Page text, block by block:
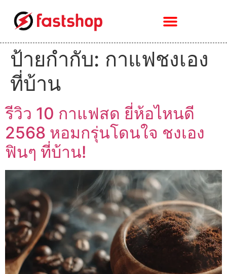
ป้ายกำกับ: กาแฟชงเอง
ที่บ้าน
รีวิว 10 กาแฟสด ยี่ห้อไหนดี
2568 หอมกรุ่นโดนใจ ชงเอง
ฟินๆ ที่บ้าน!